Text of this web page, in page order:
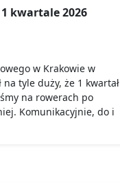
kwartale 2026
w Krakowie w
tyle duży, że 1 kwartał
na rowerach po
Komunikacyjnie, do i